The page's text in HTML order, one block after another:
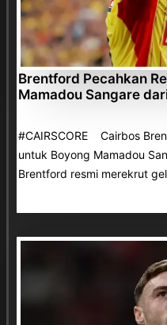
Brentford Pecahkan
Mamadou Sangare
#CAIRSCORE Cairbos
untuk Boyong Mamadou
Brentford resmi merekrut